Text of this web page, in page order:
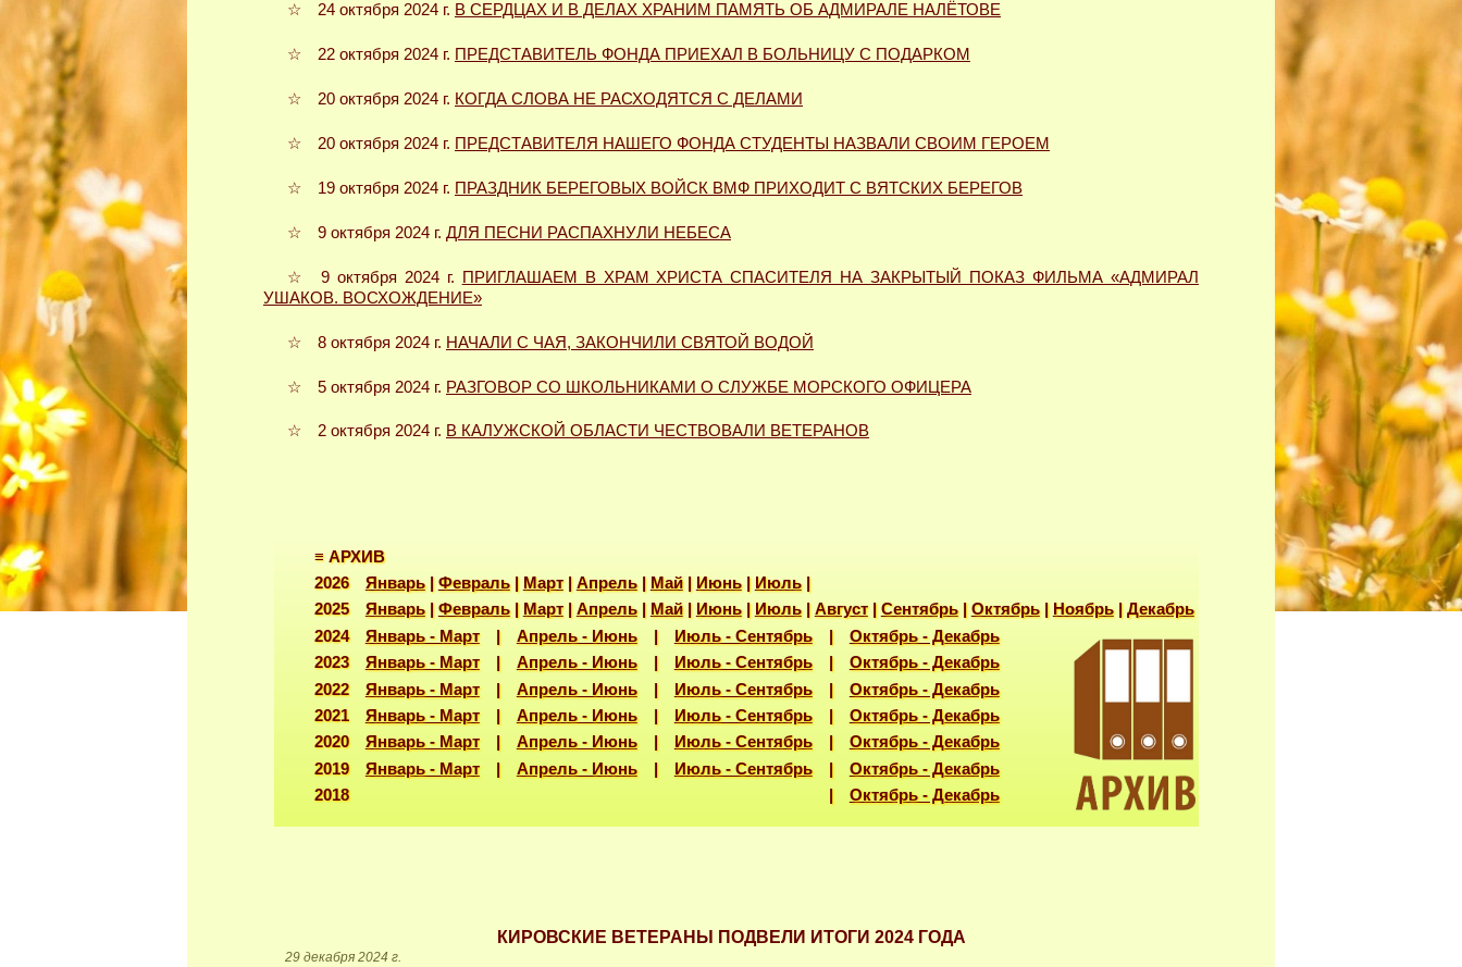
☆ 24 октября 2024 г. В СЕРДЦАХ И В ДЕЛАХ ХРАНИМ ПАМЯТЬ ОБ АДМИРАЛЕ НАЛЁТОВЕ
☆ 22 октября 2024 г. ПРЕДСТАВИТЕЛЬ ФОНДА ПРИЕХАЛ В БОЛЬНИЦУ С ПОДАРКОМ
☆ 20 октября 2024 г. КОГДА СЛОВА НЕ РАСХОДЯТСЯ С ДЕЛАМИ
☆ 20 октября 2024 г. ПРЕДСТАВИТЕЛЯ НАШЕГО ФОНДА СТУДЕНТЫ НАЗВАЛИ СВОИМ ГЕРОЕМ
☆ 19 октября 2024 г. ПРАЗДНИК БЕРЕГОВЫХ ВОЙСК ВМФ ПРИХОДИТ С ВЯТСКИХ БЕРЕГОВ
☆ 9 октября 2024 г. ДЛЯ ПЕСНИ РАСПАХНУЛИ НЕБЕСА
☆ 9 октября 2024 г.
ПРИГЛАШАЕМ В ХРАМ ХРИСТА СПАСИТЕЛЯ НА ЗАКРЫТЫЙ ПОКАЗ ФИЛЬМА «АДМИРАЛ
УШАКОВ. ВОСХОЖДЕНИЕ»
☆ 8 октября 2024 г. НАЧАЛИ С ЧАЯ, ЗАКОНЧИЛИ СВЯТОЙ ВОДОЙ
☆ 5 октября 2024 г. РАЗГОВОР СО ШКОЛЬНИКАМИ О СЛУЖБЕ МОРСКОГО ОФИЦЕРА
☆ 2 октября 2024 г. В КАЛУЖСКОЙ ОБЛАСТИ ЧЕСТВОВАЛИ ВЕТЕРАНОВ
≡ АРХИВ
2026 Январь|Февраль| Март|Апрель| Май| Июнь| Июль|
2025 Январь|Февраль| Март|Апрель| Май| Июнь| Июль|Август|Сентябрь|Октябрь| Ноябрь|Декабрь
2024 Январь - Март| Апрель - Июнь| Июль - Сентябрь| Октябрь - Декабрь
2023 Январь - Март| Апрель - Июнь| Июль - Сентябрь| Октябрь - Декабрь
2022 Январь - Март| Апрель - Июнь| Июль - Сентябрь| Октябрь - Декабрь
2021 Январь - Март| Апрель - Июнь| Июль - Сентябрь| Октябрь - Декабрь
2020 Январь - Март| Апрель - Июнь| Июль - Сентябрь| Октябрь - Декабрь
2019 Январь - Март| Апрель - Июнь| Июль - Сентябрь| Октябрь - Декабрь
2018 | Октябрь - Декабрь
КИРОВСКИЕ ВЕТЕРАНЫ ПОДВЕЛИ ИТОГИ 2024 ГОДА
29 декабря 2024 г.